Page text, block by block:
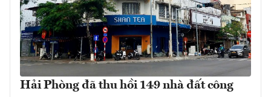
Hải Phòng đã thu hồi 149 nhà đất công